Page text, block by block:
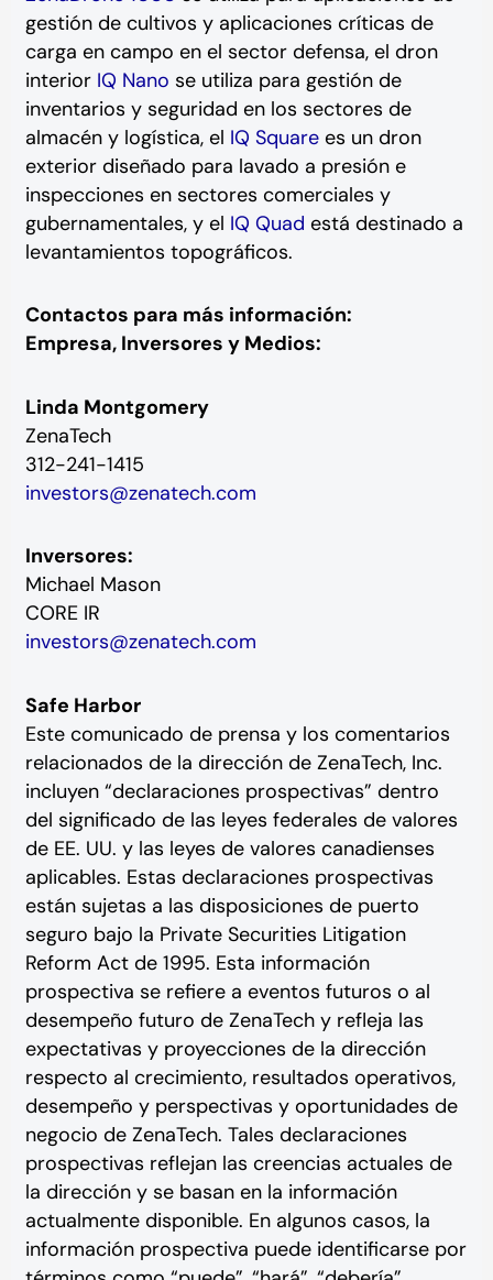
gestión de cultivos y aplicaciones críticas de
carga en campo en el sector defensa, el dron
interior IQ Nano se utiliza para gestión de
inventarios y seguridad en los sectores de
almacén y logística, el IQ Squarees un dron
exterior diseñado para lavado a presión e
inspecciones en sectores comerciales y
gubernamentales, y el IQ Quad está destinado a
levantamientos topográficos.
Contactos para más información:
Empresa, Inversores y Medios:
Linda Montgomery
ZenaTech
312-241-1415
investors@zenatech.com
Inversores:
Michael Mason
CORE IR
investors@zenatech.com
Safe Harbor
Este comunicado de prensa y los comentarios
relacionados de la dirección de ZenaTech, Inc.
incluyen “declaraciones prospectivas” dentro
del significado de las leyes federales de valores
de EE. UU. y las leyes de valores canadienses
aplicables. Estas declaraciones prospectivas
están sujetas a las disposiciones de puerto
seguro bajo la Private Securities Litigation
Reform Act de 1995. Esta información
prospectiva se refiere a eventos futuros o al
desempeño futuro de ZenaTech y refleja las
expectativas y proyecciones de la dirección
respecto al crecimiento, resultados operativos,
desempeño y perspectivas y oportunidades de
negocio de ZenaTech. Tales declaraciones
prospectivas reflejan las creencias actuales de
la dirección y se basan en la información
actualmente disponible. En algunos casos, la
información prospectiva puede identificarse por